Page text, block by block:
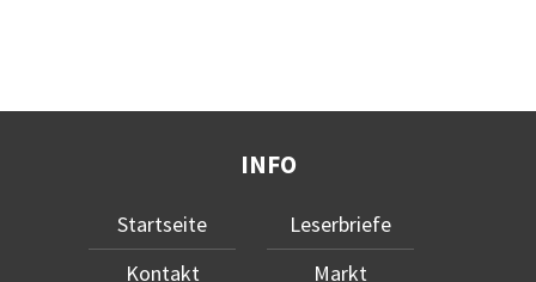
INFO
Startseite
Kontakt
Leserbriefe
Markt